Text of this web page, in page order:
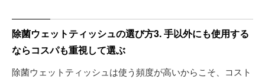
除菌ウェットティッシュの選び方3. 手以外にも使用する
ならコスパも重視して選ぶ
除菌ウェットティッシュは使う頻度が高いからこそ、コスト